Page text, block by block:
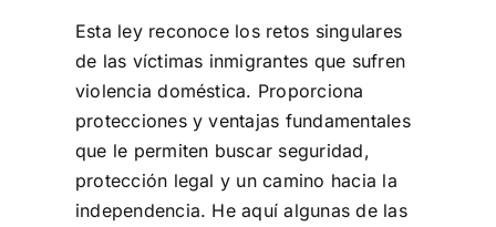
Esta ley reconoce los retos singulares
de las víctimas inmigrantes que sufren
violencia doméstica. Proporciona
protecciones y ventajas fundamentales
que le permiten buscar seguridad,
protección legal y un camino hacia la
independencia. He aquí algunas de las